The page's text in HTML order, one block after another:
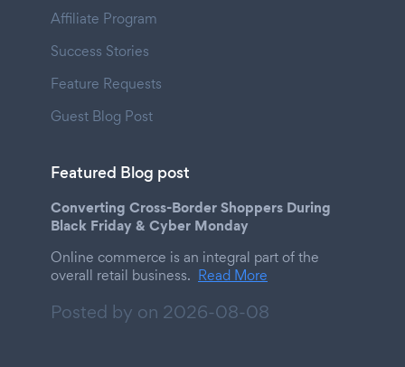
Affiliate Program
Success Stories
Feature Requests
Guest Blog Post
Featured Blog post
Converting Cross-Border Shoppers During
Black Friday & Cyber Monday
Online commerce is an integral part of the
overall retail business. Read More
Posted by on 2026-08-08